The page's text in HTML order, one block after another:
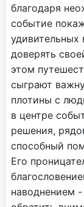
благодаря
событие
удивительных
доверять
этом
сыграют
плотины с
в центре
решения,
способный
Его
наводнением -